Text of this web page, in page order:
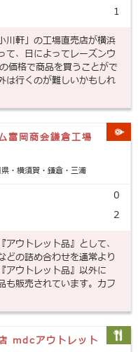
1
川軒」の工場直売店が横浜
て、日によってレーズンウ
価格で商品を買うことがで
は行くのが難しいかもしれ
富岡商会鎌倉工場
・横須賀・鎌倉・三浦
0
2
ウトレット品』として、
どの詰め合わせを通常より
アウトレット品』以外に
も販売されています。カフ
mdcアウトレット